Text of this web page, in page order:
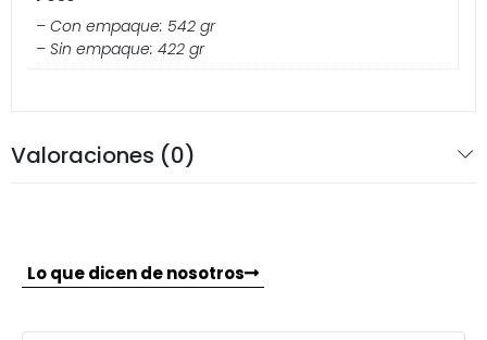
– Con empaque: 542 gr
– Sin empaque: 422 gr
Valoraciones (0)
Lo que dicen de nosotros